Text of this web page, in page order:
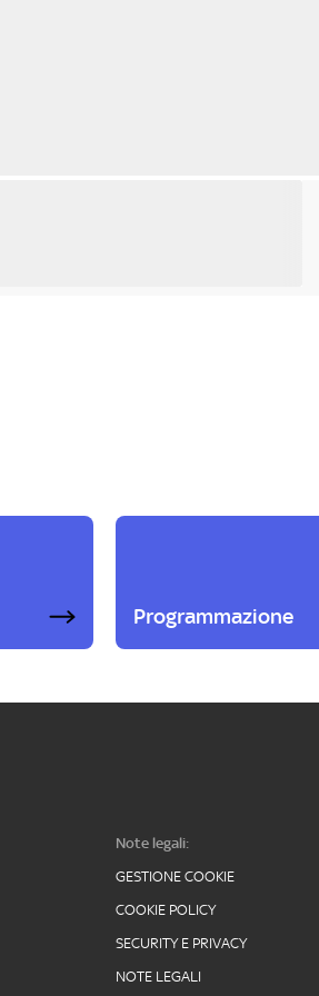
Programmazione
Note legali:
GESTIONE COOKIE
COOKIE POLICY
SECURITY E PRIVACY
NOTE LEGALI